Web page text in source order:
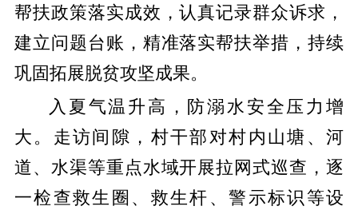
帮扶政策落实成效，认真记录群众诉求，
建立问题台账，精准落实帮扶举措，持续
巩固拓展脱贫攻坚成果。
入夏气温升高，防溺水安全压力增
大。走访间隙，村干部对村内山塘、河
道、水渠等重点水域开展拉网式巡查，逐
一检查救生圈、救生杆、警示标识等设